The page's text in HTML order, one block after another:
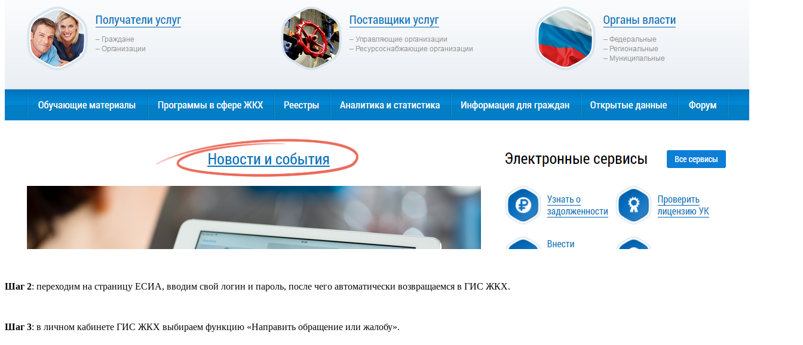
Шаг 2: переходим на страницу ЕСИА, вводим свой логин и пароль, после чего автоматически возвращаемся в ГИС ЖКХ.
Шаг 3: в личном кабинете ГИС ЖКХ выбираем функцию «Направить обращение или жалобу».